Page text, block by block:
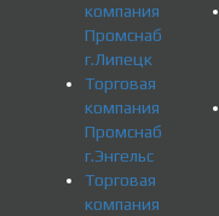
компания
Промснаб
г.Липецк
Торговая
компания
Промснаб
г.Энгельс
Торговая
компания